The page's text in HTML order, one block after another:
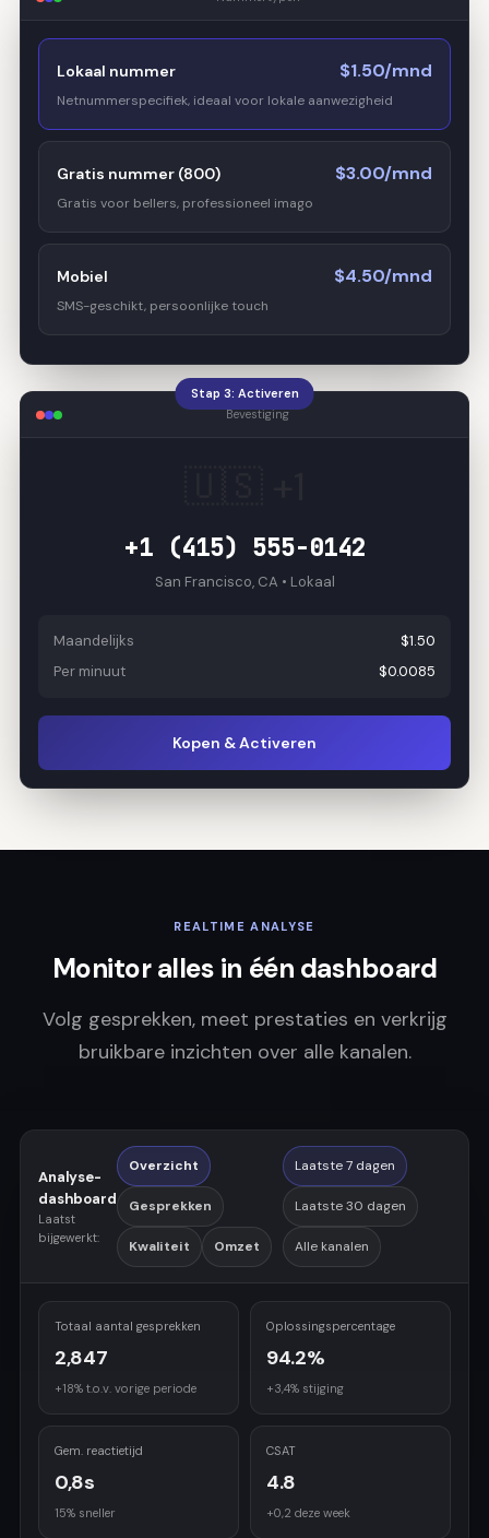
Lokaal nummer $1.50/mnd
Netnummerspecifiek, ideaal voor lokale aanwezigheid
Gratis nummer (800) $3.00/mnd
Gratis voor bellers, professioneel imago
Mobiel $4.50/mnd
SMS-geschikt, persoonlijke touch
Stap 3: Activeren
Bevestiging
+1 (415) 555-0142
San Francisco, CA • Lokaal
Maandelijks
$1.50
Per minuut
$0.0085
Kopen & Activeren
REALTIME ANALYSE
Monitor alles in één dashboard
Volg gesprekken, meet prestaties en verkrijg
bruikbare inzichten over alle kanalen.
Analyse-
dashboard
Laatst
bijgewerkt:
Overzicht
Gesprekken
Kwaliteit Omzet
Laatste 7 dagen
Laatste 30 dagen
Alle kanalen
Totaal aantal gesprekken
2,847
+18% t.o.v. vorige periode
Oplossingspercentage
94.2%
+3,4% stijging
Gem. reactietijd
0,8s
15% sneller
CSAT
4.8
+0,2 deze week